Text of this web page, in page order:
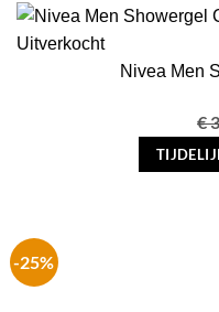
Uitverkocht
Nivea Men
€
-25%